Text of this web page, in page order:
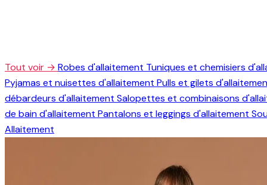
Tout voir → Robes d'allaitement Tuniques et chemisiers
Pyjamas et nuisettes d'allaitement Pulls et gilets
débardeurs d'allaitement Salopettes et combinaisons
de bain d'allaitement Pantalons et leggings d'allaitement
Allaitement